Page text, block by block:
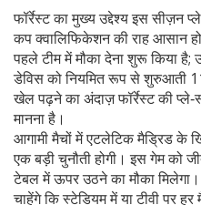
फॉर्रेस्ट का मुख्य उद्देश्य इस सीज़न
कप क्वालिफिकेशन की राह आसान
पहले टीम में मौका देना शुरू किया
डेविस को नियमित रूप से शुरुआती
खेल पढ़ने का अंदाज़ फॉर्रेस्ट की
मानना है।
आगामी मैचों में एटलेटिक मैड्रिड के
एक बड़ी चुनौती होगी। इस गेम को
टेबल में ऊपर उठने का मौका
चाहेंगे कि स्टेडियम में या टीवी पर